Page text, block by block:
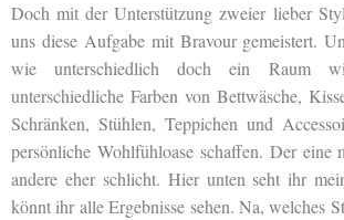
Doch mit der Unterstützung zweier lieber
uns diese Aufgabe mit Bravour gemeistert.
wie unterschiedlich doch ein Raum
unterschiedliche Farben von Bettwäsche,
Schränken, Stühlen, Teppichen und
persönliche Wohlfühloase schaffen. Der eine
andere eher schlicht. Hier unten seht ihr
könnt ihr alle Ergebnisse sehen. Na, welches